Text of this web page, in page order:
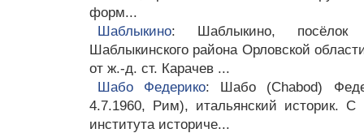
форм...
Шаблыкино: Шаблыкино, посёлок
Шаблыкинского района Орловской
от ж.-д. ст. Карачев ...
Шабо Федерико: Шабо (Chabod)
4.7.1960, Рим), итальянский историк. С
института историче...